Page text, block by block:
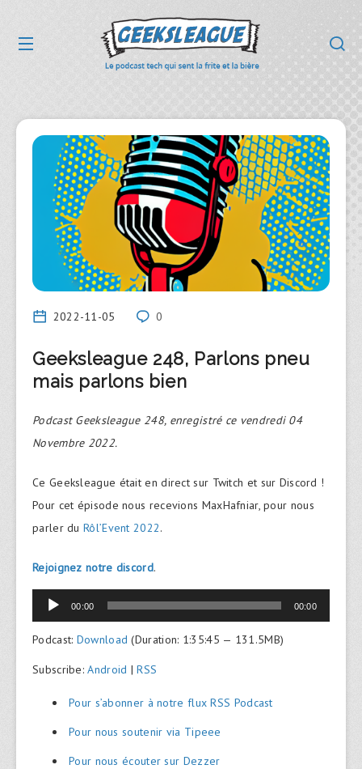
2022-11-05 0
Geeksleague 248, Parlons pneu
mais parlons bien
Podcast Geeksleague 248, enregistré ce vendredi 04
Novembre 2022.
Ce Geeksleague était en direct sur Twitch et sur Discord !
Pour cet épisode nous recevions MaxHafniar, pour nous
parler du Rôl’Event 2022.
Rejoignez notre discord.
Lecteur
audio
00:00 00:00
Podcast: Download (Duration: 1:35:45 — 131.5MB)
Subscribe:Android |RSS
Pour s’abonner à notre flux RSS Podcast
Pour nous soutenir via Tipeee
Pour nous écouter sur Dezzer